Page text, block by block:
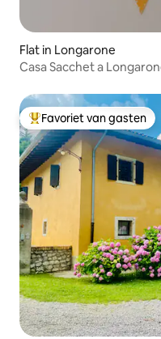
Flat in Longarone
Casa Sacchet a
Topfavoriet van gasten
Favoriet van gasten